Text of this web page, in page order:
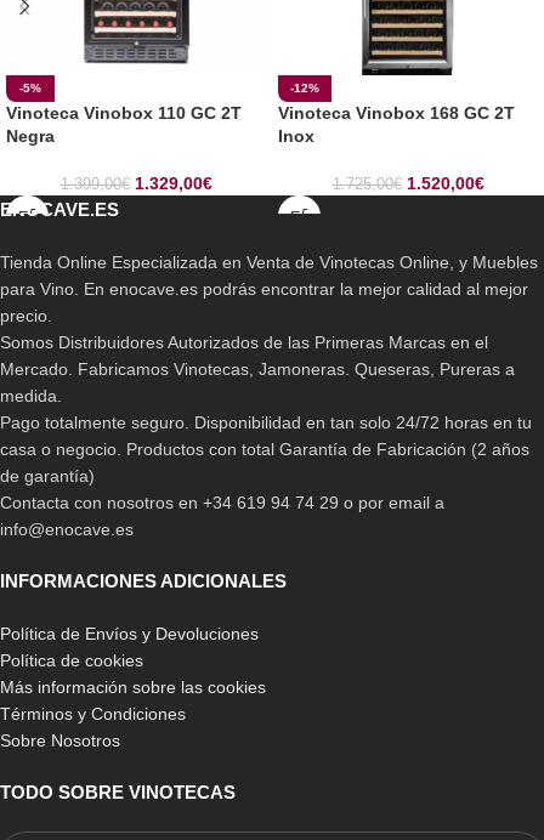
-5%
Vinoteca Vinobox 110 GC 2T
Negra
1.399,00€ 1.329,00€
-12%
Vinoteca Vinobox 168 GC 2T
Inox
1.725,00€ 1.520,00€
ENOCAVE.ES
Tienda Online Especializada en Venta de Vinotecas Online, y Muebles
para Vino. En enocave.es podrás encontrar la mejor calidad al mejor
precio.
Somos Distribuidores Autorizados de las Primeras Marcas en el
Mercado. Fabricamos Vinotecas, Jamoneras. Queseras, Pureras a
medida.
Pago totalmente seguro. Disponibilidad en tan solo 24/72 horas en tu
casa o negocio. Productos con total Garantía de Fabricación (2 años
de garantía)
Contacta con nosotros en +34 619 94 74 29 o por email a
info@enocave.es
INFORMACIONES ADICIONALES
Política de Envíos y Devoluciones
Política de cookies
Más información sobre las cookies
Términos y Condiciones
Sobre Nosotros
TODO SOBRE VINOTECAS